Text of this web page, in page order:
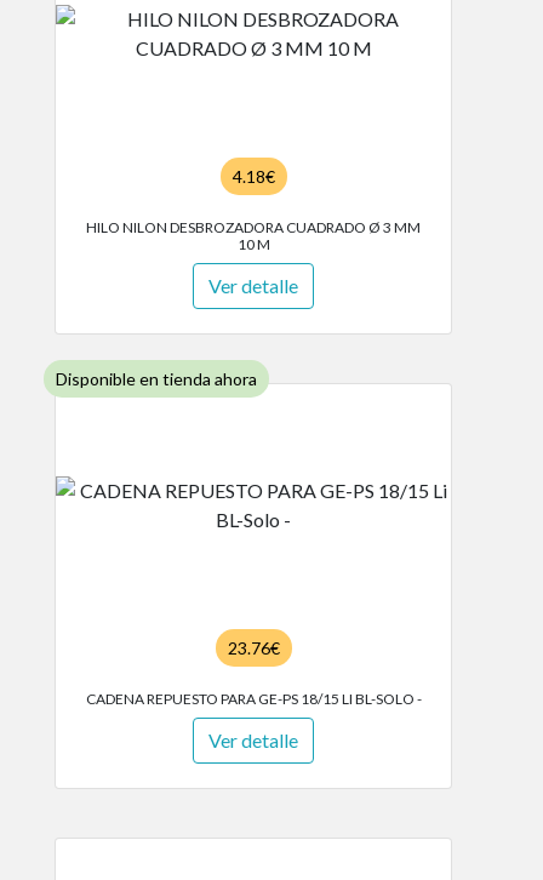
4.18€
HILO NILON DESBROZADORA CUADRADO Ø 3 MM
10 M
Ver detalle
Disponible en tienda ahora
23.76€
CADENA REPUESTO PARA GE-PS 18/15 LI BL-SOLO -
Ver detalle